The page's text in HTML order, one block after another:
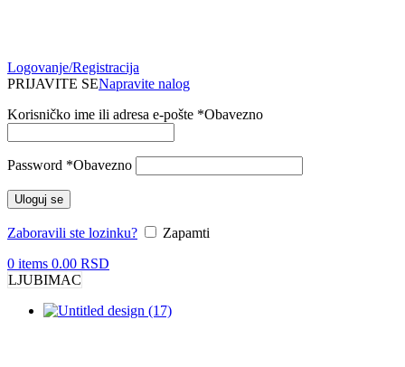
Logovanje/Registracija
PRIJAVITE SENapravite nalog
Korisničko ime ili adresa e-pošte *Obavezno
Password *Obavezno
Uloguj se
Zaboravili ste lozinku?
Zapamti
0 items 0.00 RSD
LJUBIMAC